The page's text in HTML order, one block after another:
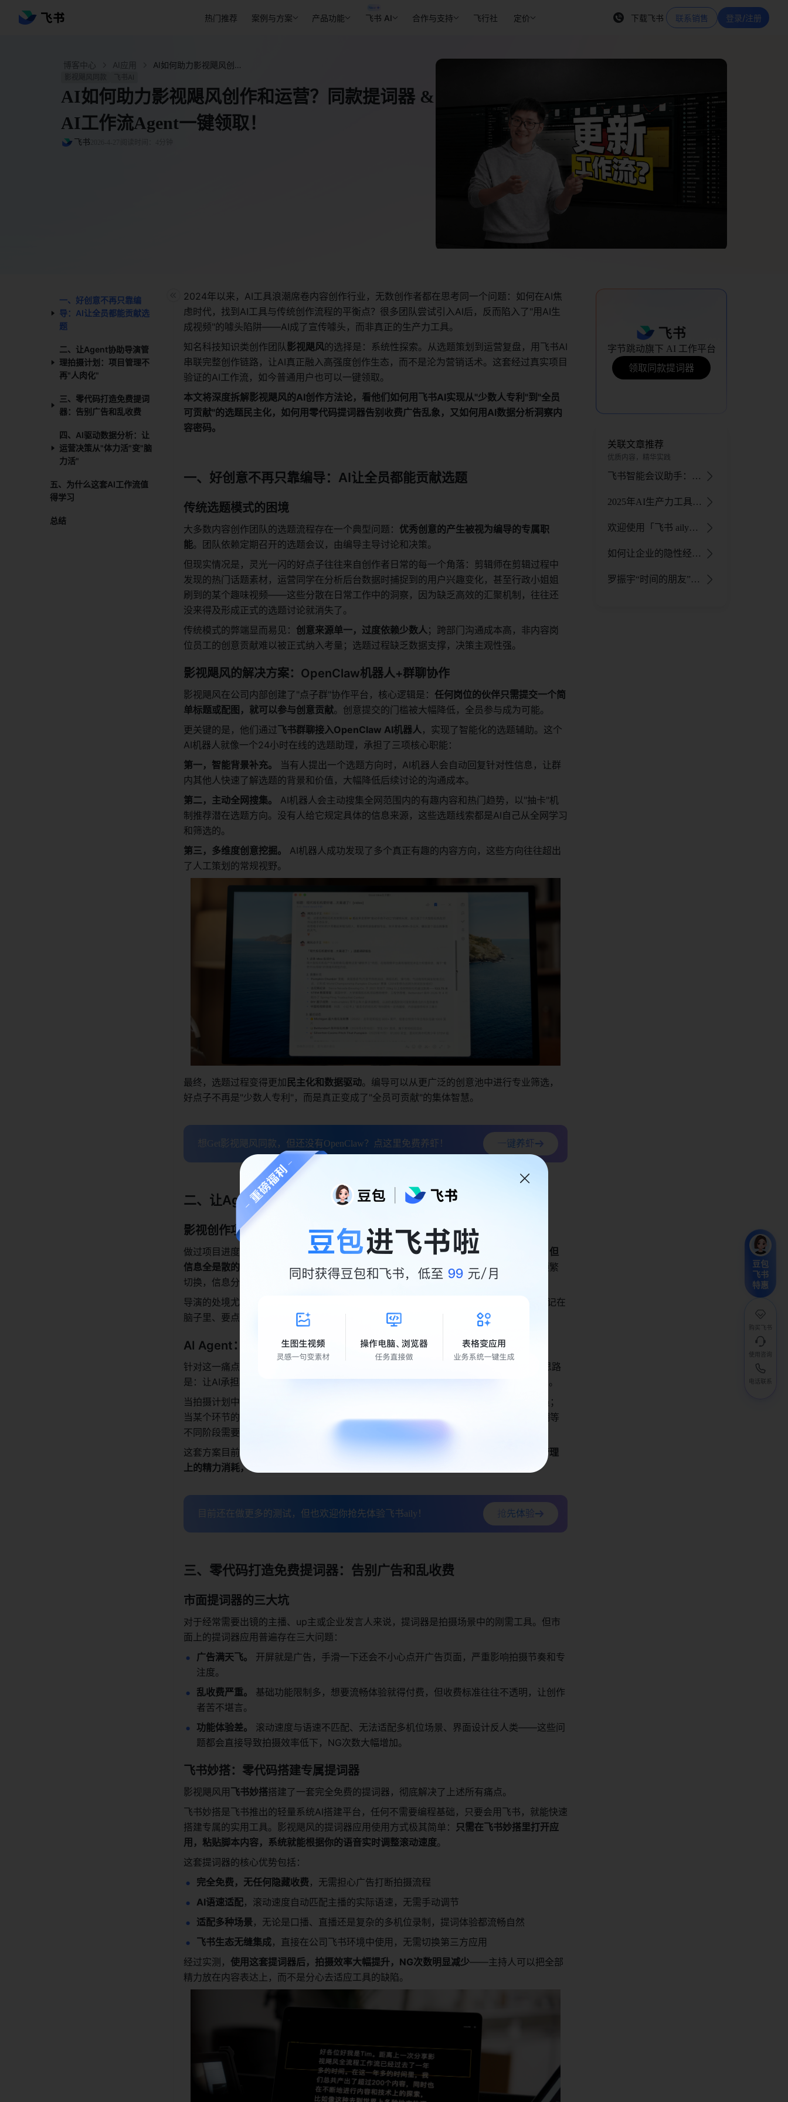
热门推荐 案例与方案 产品功能 飞书 AI 合作与支持 飞行社 定价 下载飞书 联系销售 登录/注册
博客中心 AI应用 AI如何助力影视飓风创作和运营？同款提词器 & AI工作流Agent一键领取！ - 飞书官网
影视飓风同款
AI如何助力影视飓风创作和运营？同款提词器 &
AI工作流Agent一键领取！
飞书
一、好创意不再只靠编
导：AI让全员都能贡献选
题​
二、让Agent协助导演管
理拍摄计划：项目管理不
再"人肉化"​
三、零代码打造免费提词
器：告别广告和乱收费​
四、AI驱动数据分析：让
运营决策从"体力活"变"脑
力活"​
五、为什么这套AI工作流值
得学习​
总结​
2024年以来，AI工具浪潮席卷内容创作行业，无数创作者都在思考同一个问题：如何在AI焦
虑时代，找到AI工具与传统创作流程的平衡点？很多团队尝试引入AI后，反而陷入了"用AI生
成视频"的噱头陷阱——AI成了宣传噱头，而非真正的生产力工具。
知名科技知识类创作团队 影视飓风的选择是：系统性探索。从选题策划到运营复盘，用飞书AI
串联完整创作链路，让AI真正融入高强度创作生态，而不是沦为营销话术。这套经过真实项目
验证的AI工作流，如今普通用户也可以一键领取。
本文将深度拆解影视飓风的AI创作方法论，看他们如何用飞书AI实现从"少数人专利"到"全员
可贡献"的选题民主化，如何用零代码提词器告别收费广告乱象，又如何用AI数据分析洞察内
容密码。
一、好创意不再只靠编导：AI让全员都能贡献选题
传统选题模式的困境
大多数内容创作团队的选题流程存在一个典型问题： 优秀创意的产生被视为编导的专属职
能。团队依赖定期召开的选题会议，由编导主导讨论和决策。
但现实情况是，灵光一闪的好点子往往来自创作者日常的每一个角落：剪辑师在剪辑过程中
发现的热门话题素材，运营同学在分析后台数据时捕捉到的用户兴趣变化，甚至行政小姐姐
刷到的某个趣味视频——这些分散在日常工作中的洞察，因为缺乏高效的汇聚机制，往往还
没来得及形成正式的选题讨论就消失了。
传统模式的弊端显而易见： 创意来源单一，过度依赖少数人 ；跨部门沟通成本高，非内容岗
位员工的创意贡献难以被正式纳入考量；选题过程缺乏数据支撑，决策主观性强。
影视飓风的解决方案：OpenClaw机器人+群聊协作
影视飓风在公司内部创建了"点子群"协作平台，核心逻辑是： 任何岗位的伙伴只需提交一个简
单标题或配图，就可以参与创意贡献。创意提交的门槛被大幅降低，全员参与成为可能。
更关键的是，他们通过飞书群聊接入OpenClaw AI机器人 ，实现了智能化的选题辅助。这个
AI机器人就像一个24小时在线的选题助理，承担了三项核心职能：
第一，智能背景补充。
当有人提出一个选题方向时，AI机器人会自动回复针对性信息，让群
内其他人快速了解选题的背景和价值，大幅降低后续讨论的沟通成本。
第二，主动全网搜集。
AI机器人会主动搜集全网范围内的有趣内容和热门趋势，以"抽卡"机
制推荐潜在选题方向。没有人给它规定具体的信息来源，这些选题线索都是AI自己从全网学习
和筛选的。
第三，多维度创意挖掘。
AI机器人成功发现了多个真正有趣的内容方向，这些方向往往超出
了人工策划的常规视野。
最终，选题过程变得更加 民主化和数据驱动。编导可以从更广泛的创意池中进行专业筛选，
好点子不再是"少数人专利"，而是真正变成了"全员可贡献"的集体智慧。
想Get影视飓风同款，但还没有OpenClaw？点这里免费养虾！ 一键养虾
二、让Agent协助导演管理拍摄计划：项目管理不再"人肉化"
影视创作项目管理的典型痛点
做过项目进度追踪和管理的人，往往有一个共同感受： 每天都在群里沟通、对接、推进，但
信息全是散的 。一个影视项目往往横跨策划、拍摄、后期、运营等多个阶段，多人协作频繁
切换，信息分散在不同的群聊、文档和聊天记录中。
导演的处境尤为尴尬：既要盯创意，又要盯执行，容易变成"人肉项目管理工具"——进度记在
脑子里、要点散在聊天里、偶尔写在文档里，但始终没有一条顺畅的记录和沉淀路径。
AI Agent：导演的智能项目管理搭子
针对这一痛点，影视飓风正在测试用
。这套方案的核心思路
是：让AI承担项目管理中的重复性信息整合和提醒工作，让导演把精力真正放回创意本身。
当拍摄计划中的某个节点发生变化时，AI Agent可以自动追踪变更信息并同步给相关人员；
当某个环节的负责人长时间未更新进度时，AI Agent可以主动提醒；当策划、拍摄、后期等
不同阶段需要交接时，AI Agent可以自动整理交接文档，确保信息不遗漏。
这套方案目前还在持续测试和优化中，但已经展现出显著的价值潜力：
减少导演在项目管理
上的精力消耗，让创意人真正做创意
目前还在做更多的测试，但也欢迎你抢先体验飞书aily！ 抢先体验
三、零代码打造免费提词器：告别广告和乱收费
市面提词器的三大坑
对于经常需要出镜的主播、up主或企业发言人来说，提词器是拍摄场景中的刚需工具。但市
面上的提词器应用普遍存在三大问题：
广告满天飞。
开屏就是广告，手滑一下还会不小心点开广告页面，严重影响拍摄节奏和专
注度。
乱收费严重。
基础功能限制多，想要流畅体验就得付费，但收费标准往往不透明，让创作
者苦不堪言。
功能体验差。
滚动速度与语速不匹配、无法适配多机位场景、界面设计反人类——这些问
题都会直接导致拍摄效率低下，NG次数大幅增加。
飞书妙搭：零代码搭建专属提词器
影视飓风用 飞书妙搭搭建了一套完全免费的提词器，彻底解决了上述所有痛点。
飞书妙搭是飞书推出的轻量系统AI搭建平台，任何不需要编程基础，只要会用飞书，就能快速
搭建专属的实用工具。影视飓风的提词器应用使用方式极其简单： 只需在飞书妙搭里打开应
用，粘贴脚本内容，系统就能根据你的语音实时调整滚动速度。
这套提词器的核心优势包括：
完全免费，无任何隐藏收费 ，无需担心广告打断拍摄流程
AI语速适配，滚动速度自动匹配主播的实际语速，无需手动调节
适配多种场景，无论是口播、直播还是复杂的多机位录制，提词体验都流畅自然
飞书生态无缝集成，直接在公司飞书环境中使用，无需切换第三方应用
经过实测， 使用这套提词器后，拍摄效率大幅提升，NG次数明显减少——主持人可以把全部
精力放在内容表达上，而不是分心去适应工具的缺陷。
字节跳动旗下 AI 工作平台
领取同款提词器
关联文章推荐
优质内容，精华实践
飞书智能会议助手：AI 助力全流程，提升会议效率与体验
2025年AI生产力工具与DeepSeek协同解决方案
欢迎使用「飞书 aily」：企业级智能体开发平台，定制你的AI专属工作助手 - 飞书官网
如何让企业的隐性经验变成人人可用的知识？飞书知识问答助力打造企业智库！ - 飞书官网
罗振宇“时间的朋友”跨年演讲：一线员工如何用飞书创造性解决业务问题 - 飞书官网
豆包
飞书
特惠
购买飞书
使用咨询
电话联系